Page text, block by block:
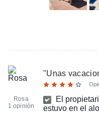
Rosa
1 opinión
"Unas
El
estuvo en el